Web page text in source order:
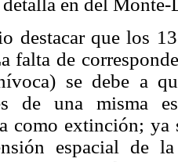
en del
destacar que los
falta de
se debe a
de una misma
como extinción;
espacial de